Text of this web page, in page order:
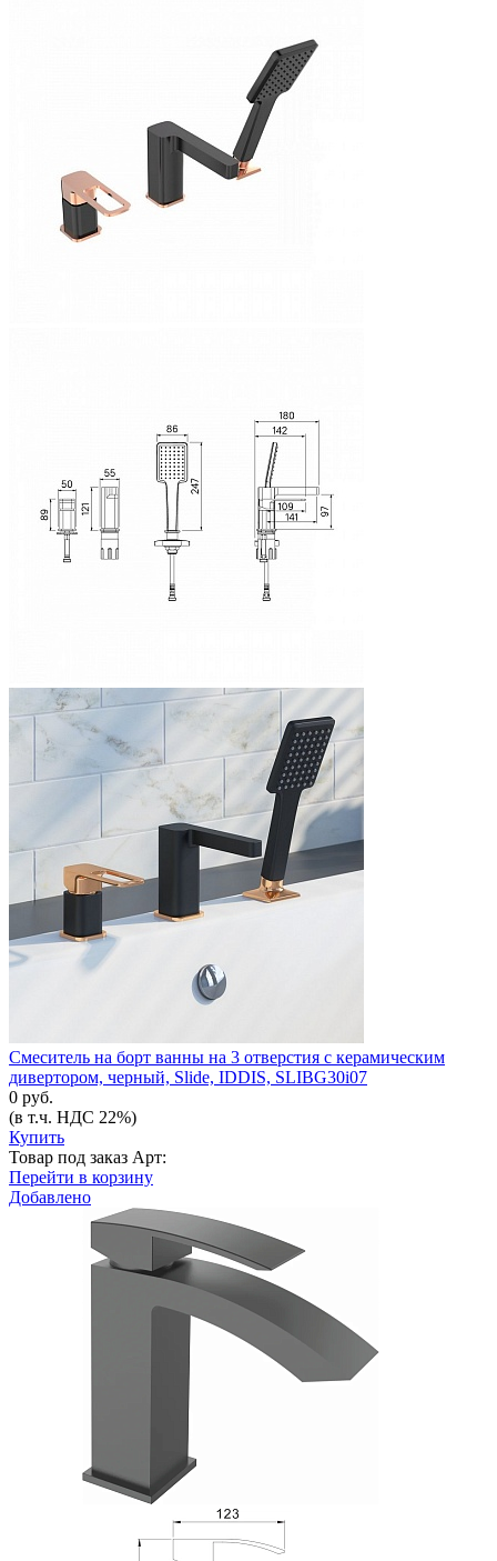
Смеситель на борт ванны на 3 отверстия с керамическим
дивертором, черный, Slide, IDDIS, SLIBG30i07
0 руб.
(в т.ч. НДС 22%)
Купить
Товар под заказ Арт:
Перейти в корзину
Добавлено